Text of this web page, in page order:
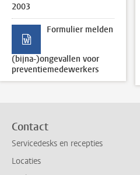
2003
Formulier melden
(bijna-)ongevallen voor
preventiemedewerkers
Contact
Servicedesks en recepties
Locaties